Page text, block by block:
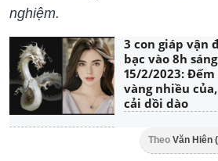
nghiệm.
3 con giáp vận
bạc vào 8h
15/2/2023:
vàng nhiều
cải dồi dào
Theo Văn Hiên